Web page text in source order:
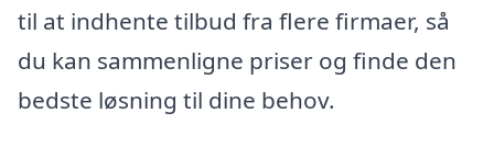
til at indhente tilbud fra flere firmaer, så
du kan sammenligne priser og finde den
bedste løsning til dine behov.